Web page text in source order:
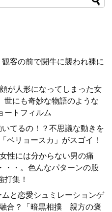
客の前で闘牛に襲われ裸に
顔が人形になってしまった女
世にも奇妙な物語のような
ートフィルム
いてるの！？不思議な動きを
ベリョースカ」がスゴイ！
女性には分からない男の痛
・・。色んなパターンの股
打集！
と恋愛シュミレーションゲ
合？「暗黒相撲 親方の褒